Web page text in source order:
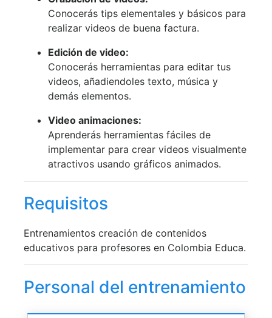
Conocerás tips elementales y básicos para
realizar videos de buena factura.
Edición de video:
Conocerás herramientas para editar tus
videos, añadiendoles texto, música y
demás elementos.
Video animaciones:
Aprenderás herramientas fáciles de
implementar para crear videos visualmente
atractivos usando gráficos animados.
Requisitos
Entrenamientos creación de contenidos
educativos para profesores en Colombia Educa.
Personal del entrenamiento